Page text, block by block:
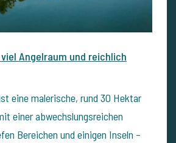
Angelraum und reichlich
eine malerische, rund 30 Hektar
einer abwechslungsreichen
Bereichen und einigen Inseln –